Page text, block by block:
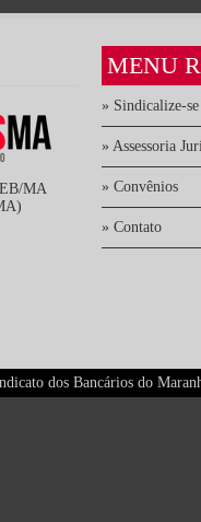
MA
MENU
» Sindicalize-se
» Assessoria
» Convênios
» Contato
dos Bancários do